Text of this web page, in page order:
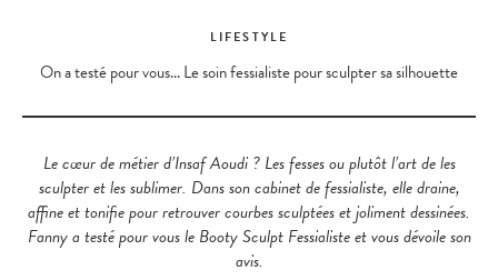
LIFESTYLE
On a testé pour vous... Le soin fessialiste pour sculpter sa silhouette
Le cœur de métier d’Insaf Aoudi ? Les fesses ou plutôt l’art de les
sculpter et les sublimer. Dans son cabinet de fessialiste, elle draine,
affine et tonifie pour retrouver courbes sculptées et joliment dessinées.
Fanny a testé pour vous le Booty Sculpt Fessialiste et vous dévoile son
avis.